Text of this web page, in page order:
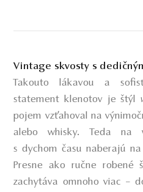
Vintage skvosty s
Takouto lákavou a
statement klenotov je štýl
pojem vzťahoval na
alebo whisky. Teda na
s dychom času naberajú
Presne ako ručne robené
zachytáva omnoho viac –